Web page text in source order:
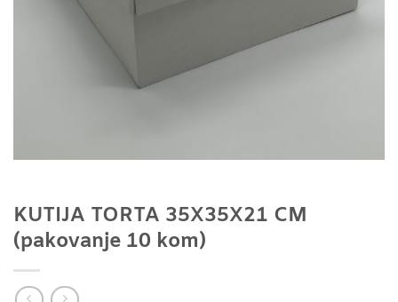
KUTIJA TORTA 35X35X21 CM
(pakovanje 10 kom)